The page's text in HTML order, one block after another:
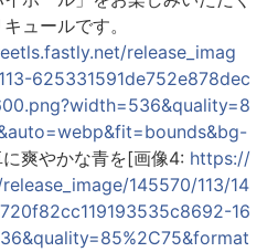
ュールです。
release_imag
625331591de752e878dec
爽やかな青を[画像4: https://
145570/113/14
16